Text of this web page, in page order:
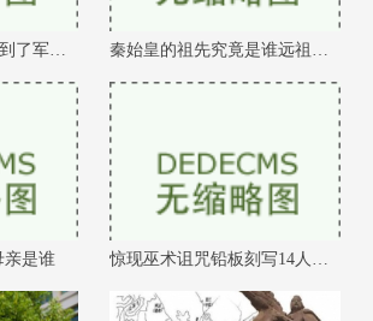
君士坦丁堡战役遭受到了军队的疯狂劫掠 秦始皇的祖先究竟是谁远祖有可能是吕尚
亲是谁 惊现巫术诅咒铅板刻写14人姓名